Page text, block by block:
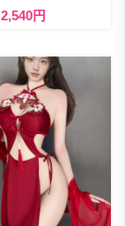
2,540円